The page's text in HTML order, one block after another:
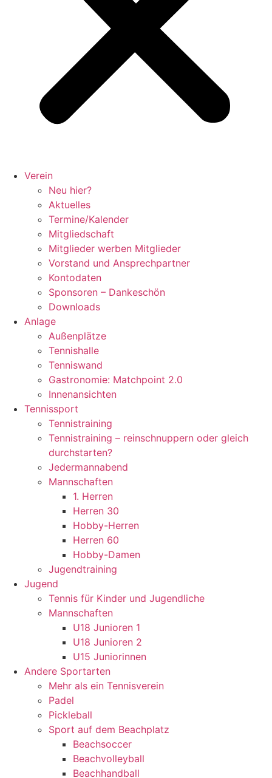
Verein
Neu hier?
Aktuelles
Termine/Kalender
Mitgliedschaft
Mitglieder werben Mitglieder
Vorstand und Ansprechpartner
Kontodaten
Sponsoren – Dankeschön
Downloads
Anlage
Außenplätze
Tennishalle
Tenniswand
Gastronomie: Matchpoint 2.0
Innenansichten
Tennissport
Tennistraining
Tennistraining – reinschnuppern oder gleich
durchstarten?
Jedermannabend
Mannschaften
1. Herren
Herren 30
Hobby-Herren
Herren 60
Hobby-Damen
Jugendtraining
Jugend
Tennis für Kinder und Jugendliche
Mannschaften
U18 Junioren 1
U18 Junioren 2
U15 Juniorinnen
Andere Sportarten
Mehr als ein Tennisverein
Padel
Pickleball
Sport auf dem Beachplatz
Beachsoccer
Beachvolleyball
Beachhandball